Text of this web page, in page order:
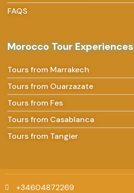
FAQS
Morocco Tour Experiences
Tours from Marrakech
Tours from Ouarzazate
Tours from Fes
Tours from Casablanca
Tours from Tangier
+34604872269